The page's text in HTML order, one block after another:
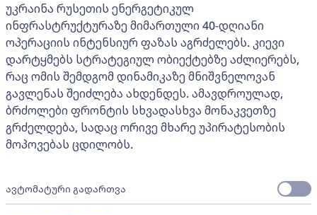
უკრაინა რუსეთის ენერგეტიკულ
ინფრასტრუქტურაზე მიმართული 40-დღიანი
ოპერაციის ინტენსიურ ფაზას აგრძელებს. კიევი
დარტყმებს სტრატეგიულ ობიექტებზე აძლიერებს,
რაც ომის შემდგომ დინამიკაზე მნიშვნელოვან
გავლენას შეიძლება ახდენდეს. ამავდროულად,
ბრძოლები ფრონტის სხვადასხვა მონაკვეთზე
გრძელდება, სადაც ორივე მხარე უპირატესობის
მოპოვებას ცდილობს.
ავტომატური გადართვა